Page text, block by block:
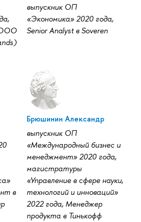
ООО
выпускник ОП
«Экономика» 2020 года,
Senior Analyst в Soveren
в
Брюшинин Александр
выпускник ОП
«Международный бизнес и
менеджмент» 2020 года,
магистратуры
«Управление в сфере науки,
технологий и инноваций»
2022 года, Менеджер
продукта в Тинькофф